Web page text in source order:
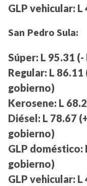
GLP vehicular: L
San Pedro Sula:
Súper: L 95.31 (-
Regular: L
gobierno)
Kerosene: L
Diésel: L 78.67
gobierno)
GLP doméstico:
gobierno)
GLP vehicular: L